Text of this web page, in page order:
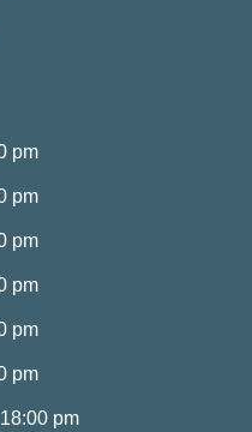
pm
pm
pm
pm
pm
pm
pm